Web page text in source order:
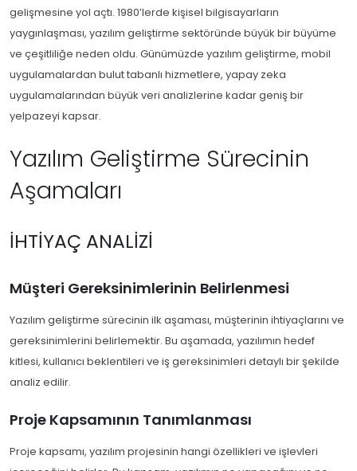
gelişmesine yol açtı. 1980’lerde kişisel bilgisayarların
yaygınlaşması, yazılım geliştirme sektöründe büyük bir büyüme
ve çeşitliliğe neden oldu. Günümüzde yazılım geliştirme, mobil
uygulamalardan bulut tabanlı hizmetlere, yapay zeka
uygulamalarından büyük veri analizlerine kadar geniş bir
yelpazeyi kapsar.
Yazılım Geliştirme Sürecinin
Aşamaları
İHTIYAÇ ANALIZI
Müşteri Gereksinimlerinin Belirlenmesi
Yazılım geliştirme sürecinin ilk aşaması, müşterinin ihtiyaçlarını ve
gereksinimlerini belirlemektir. Bu aşamada, yazılımın hedef
kitlesi, kullanıcı beklentileri ve iş gereksinimleri detaylı bir şekilde
analiz edilir.
Proje Kapsamının Tanımlanması
Proje kapsamı, yazılım projesinin hangi özellikleri ve işlevleri